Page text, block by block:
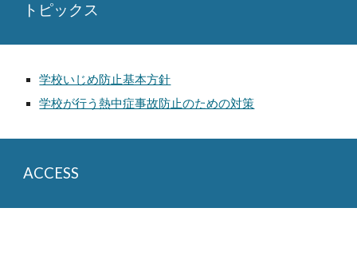
トピックス
学校いじめ防止基本方針
学校が行う熱中症事故防止のための対策
ACCESS